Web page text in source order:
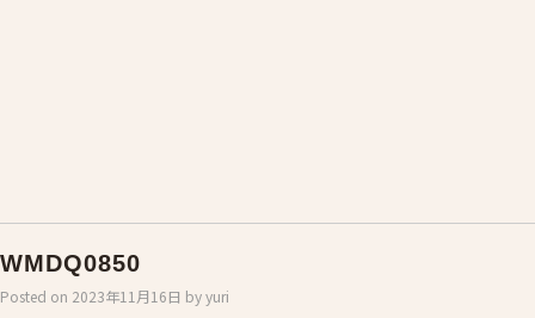
WMDQ0850
Posted on 2023年11月16日 byyuri